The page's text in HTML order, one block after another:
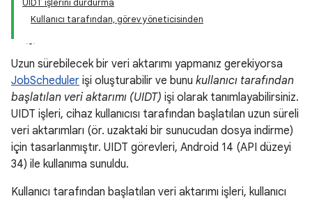
UIDT işlerini durdurma
Kullanıcı tarafından, görev yöneticisinden
Uzun sürebilecek bir veri aktarımı yapmanız gerekiyorsa
JobScheduler işi oluşturabilir ve bunu kullanıcı tarafından
başlatılan veri aktarımı (UIDT) işi olarak tanımlayabilirsiniz.
UIDT işleri, cihaz kullanıcısı tarafından başlatılan uzun süreli
veri aktarımları (ör. uzaktaki bir sunucudan dosya indirme)
için tasarlanmıştır. UIDT görevleri, Android 14 (API düzeyi
34) ile kullanıma sunuldu.
Kullanıcı tarafından başlatılan veri aktarımı işleri, kullanıcı